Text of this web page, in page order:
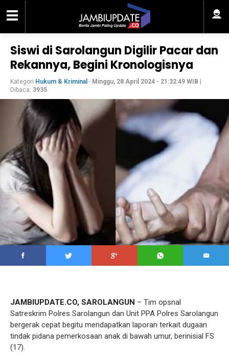
Siswi di Sarolangun Digilir Pacar dan
Rekannya, Begini Kronologisnya
Kategori Hukum & Kriminal - Minggu, 28 April 2024 - 21:32:49 WIB
Dibaca: 3935
JAMBIUPDATE.CO, SAROLANGUN – Tim opsnal
Satreskrim Polres Sarolangun dan Unit PPA Polres Sarolangun
bergerak cepat begitu mendapatkan laporan terkait dugaan
tindak pidana pemerkosaan anak di bawah umur, berinisial FS
(17).